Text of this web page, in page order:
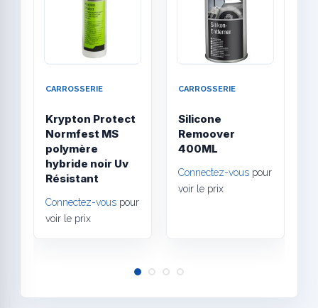
CARROSSERIE
Krypton Protect
Normfest MS
polymère
hybride noir Uv
Résistant
Connectez-vous pour
voir le prix
CARROSSERIE
Silicone
Remoover
400ML
Connectez-vous pour
voir le prix